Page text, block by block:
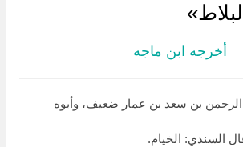
أخرجه ابن ماجه
بن سعد بن عمار ضعيف، وأبوه
السندي: الخيام.